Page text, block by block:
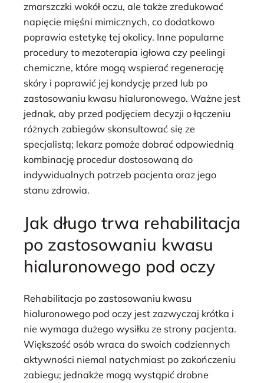
zmarszczki wokół oczu, ale także zredukować
napięcie mięśni mimicznych, co dodatkowo
poprawia estetykę tej okolicy. Inne popularne
procedury to mezoterapia igłowa czy peelingi
chemiczne, które mogą wspierać regenerację
skóry i poprawić jej kondycję przed lub po
zastosowaniu kwasu hialuronowego. Ważne jest
jednak, aby przed podjęciem decyzji o łączeniu
różnych zabiegów skonsultować się ze
specjalistą; lekarz pomoże dobrać odpowiednią
kombinację procedur dostosowaną do
indywidualnych potrzeb pacjenta oraz jego
stanu zdrowia.
Jak długo trwa rehabilitacja
po zastosowaniu kwasu
hialuronowego pod oczy
Rehabilitacja po zastosowaniu kwasu
hialuronowego pod oczy jest zazwyczaj krótka i
nie wymaga dużego wysiłku ze strony pacjenta.
Większość osób wraca do swoich codziennych
aktywności niemal natychmiast po zakończeniu
zabiegu; jednakże mogą wystąpić drobne